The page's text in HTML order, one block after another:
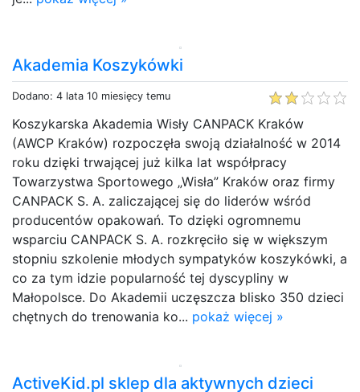
Akademia Koszykówki
Dodano: 4 lata 10 miesięcy temu
Koszykarska Akademia Wisły CANPACK Kraków
(AWCP Kraków) rozpoczęła swoją działalność w 2014
roku dzięki trwającej już kilka lat współpracy
Towarzystwa Sportowego „Wisła” Kraków oraz firmy
CANPACK S. A. zaliczającej się do liderów wśród
producentów opakowań. To dzięki ogromnemu
wsparciu CANPACK S. A. rozkręciło się w większym
stopniu szkolenie młodych sympatyków koszykówki, a
co za tym idzie popularność tej dyscypliny w
Małopolsce. Do Akademii uczęszcza blisko 350 dzieci
chętnych do trenowania ko... pokaż więcej »
ActiveKid.pl sklep dla aktywnych dzieci